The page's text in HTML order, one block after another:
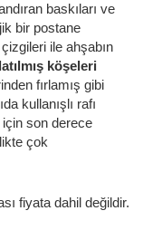
baskıları ve
bir postane
ile ahşabın
köşeleri
fırlamış gibi
kullanışlı rafı
son derece
çok
fiyata dahil değildir.